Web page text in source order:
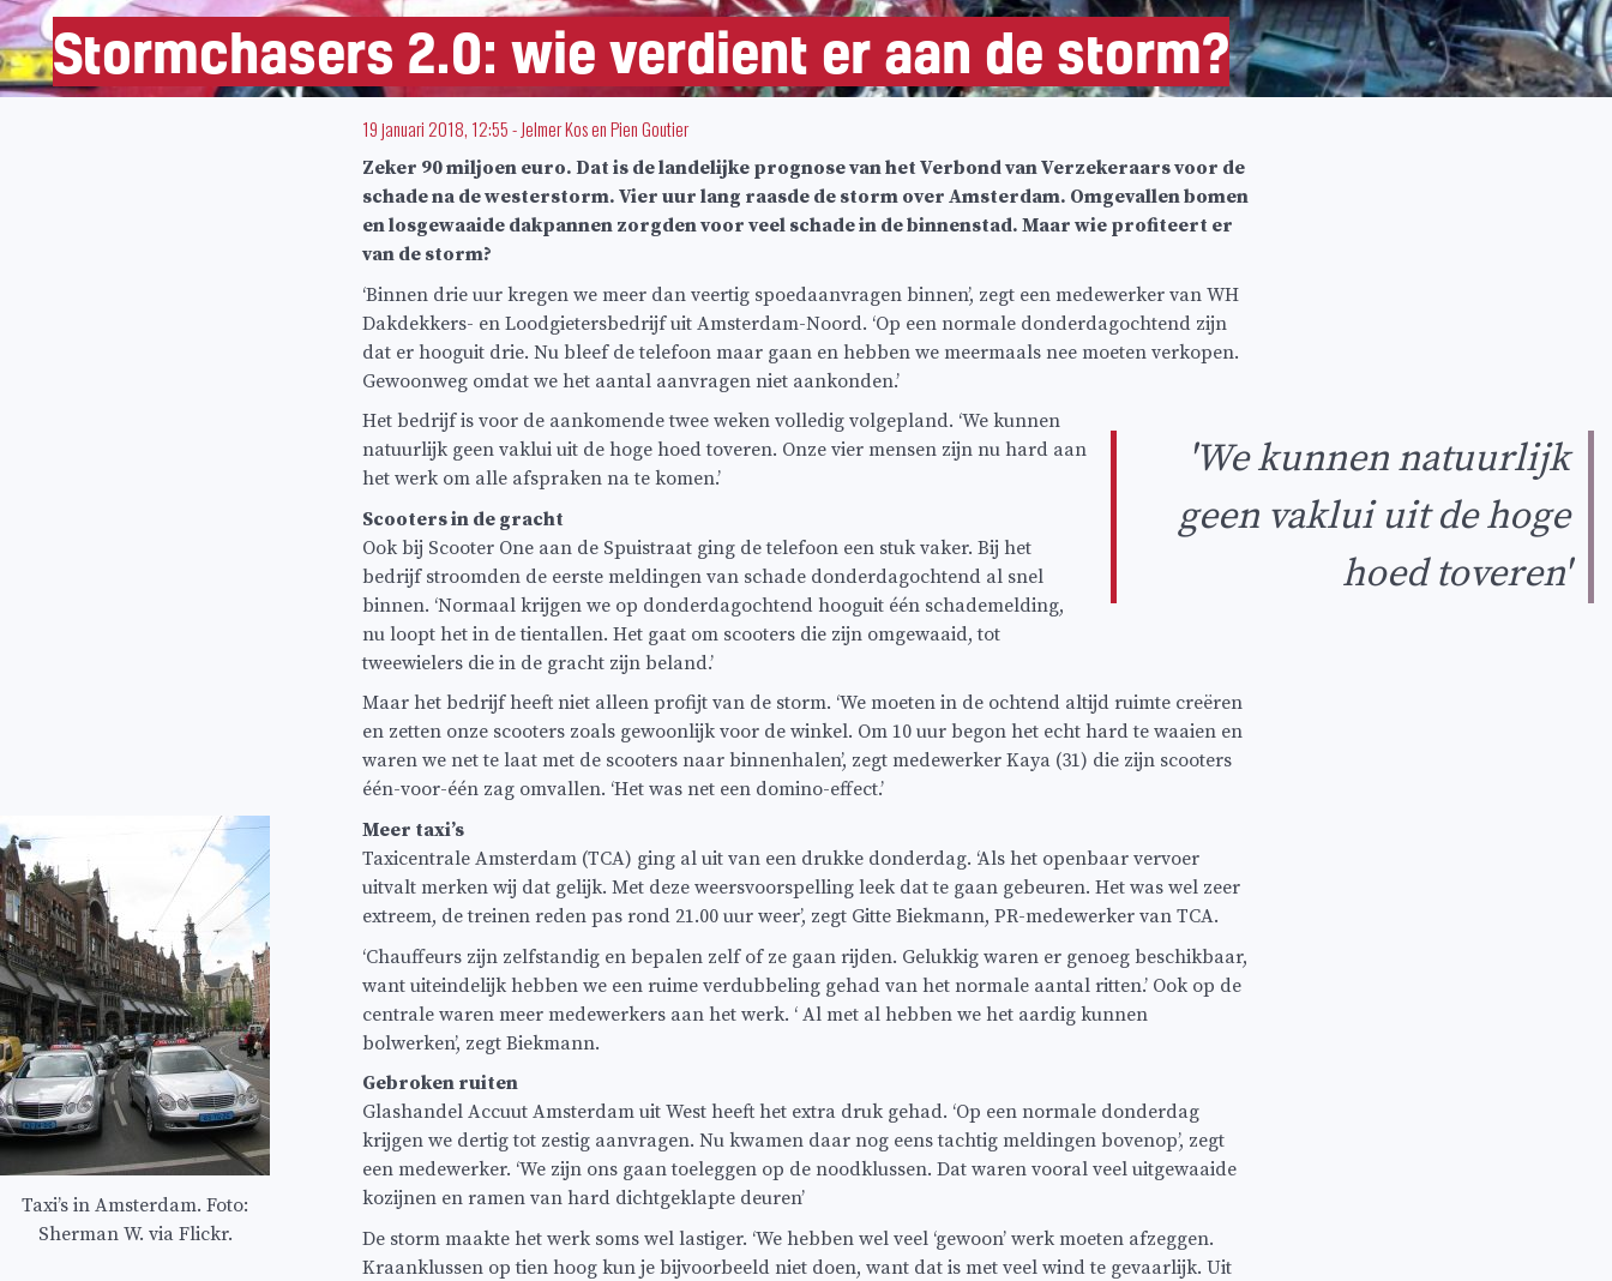
Stormchasers 2.0: wie verdient er aan de storm?
19 januari 2018, 12:55-Jelmer KosenPien Goutier
Zeker 90 miljoen euro. Dat is de landelijke prognose van het Verbond van Verzekeraars voor de
schade na de westerstorm. Vier uur lang raasde de storm over Amsterdam. Omgevallen bomen
en losgewaaide dakpannen zorgden voor veel schade in de binnenstad. Maar wie profiteert er
van de storm?
‘Binnen drie uur kregen we meer dan veertig spoedaanvragen binnen’, zegt een medewerker van WH
Dakdekkers- en Loodgietersbedrijf uit Amsterdam-Noord. ‘Op een normale donderdagochtend zijn
dat er hooguit drie. Nu bleef de telefoon maar gaan en hebben we meermaals nee moeten verkopen.
Gewoonweg omdat we het aantal aanvragen niet aankonden.’
'We kunnen natuurlijk
geen vaklui uit de hoge
hoed toveren'
Het bedrijf is voor de aankomende twee weken volledig volgepland. ‘We kunnen
natuurlijk geen vaklui uit de hoge hoed toveren. Onze vier mensen zijn nu hard aan
het werk om alle afspraken na te komen.’
Scooters in de gracht
Ook bij Scooter One aan de Spuistraat ging de telefoon een stuk vaker. Bij het
bedrijf stroomden de eerste meldingen van schade donderdagochtend al snel
binnen. ‘Normaal krijgen we op donderdagochtend hooguit één schademelding,
nu loopt het in de tientallen. Het gaat om scooters die zijn omgewaaid, tot
tweewielers die in de gracht zijn beland.’
Maar het bedrijf heeft niet alleen profijt van de storm. ‘We moeten in de ochtend altijd ruimte creëren
en zetten onze scooters zoals gewoonlijk voor de winkel. Om 10 uur begon het echt hard te waaien en
waren we net te laat met de scooters naar binnenhalen’, zegt medewerker Kaya (31) die zijn scooters
één-voor-één zag omvallen. ‘Het was net een domino-effect.’
Taxi’s in Amsterdam. Foto:
Sherman W. via Flickr.
Meer taxi’s
Taxicentrale Amsterdam (TCA) ging al uit van een drukke donderdag. ‘Als het openbaar vervoer
uitvalt merken wij dat gelijk. Met deze weersvoorspelling leek dat te gaan gebeuren. Het was wel zeer
extreem, de treinen reden pas rond 21.00 uur weer’, zegt Gitte Biekmann, PR-medewerker van TCA.
‘Chauffeurs zijn zelfstandig en bepalen zelf of ze gaan rijden. Gelukkig waren er genoeg beschikbaar,
want uiteindelijk hebben we een ruime verdubbeling gehad van het normale aantal ritten.’ Ook op de
centrale waren meer medewerkers aan het werk. ‘ Al met al hebben we het aardig kunnen
bolwerken’, zegt Biekmann.
Gebroken ruiten
Glashandel Accuut Amsterdam uit West heeft het extra druk gehad. ‘Op een normale donderdag
krijgen we dertig tot zestig aanvragen. Nu kwamen daar nog eens tachtig meldingen bovenop’, zegt
een medewerker. ‘We zijn ons gaan toeleggen op de noodklussen. Dat waren vooral veel uitgewaaide
kozijnen en ramen van hard dichtgeklapte deuren’
De storm maakte het werk soms wel lastiger. ‘We hebben wel veel ‘gewoon’ werk moeten afzeggen.
Kraanklussen op tien hoog kun je bijvoorbeeld niet doen, want dat is met veel wind te gevaarlijk. Uit